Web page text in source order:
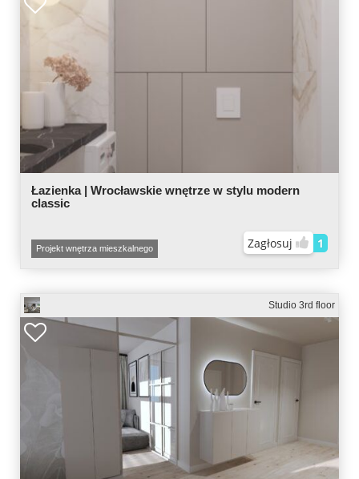
Łazienka | Wrocławskie wnętrze w stylu modern
classic
Projekt wnętrza mieszkalnego Zagłosuj 1
Studio 3rd floor